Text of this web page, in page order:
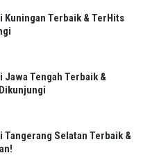
Kuningan Terbaik & TerHits
Jawa Tengah Terbaik &
Tangerang Selatan Terbaik &